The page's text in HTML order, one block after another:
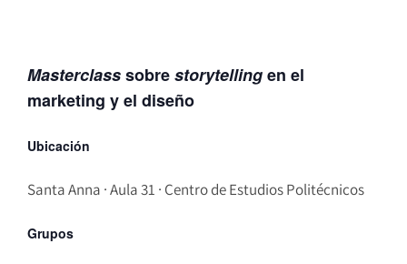
Masterclasssobrestorytellingen el
marketing y el diseño
Ubicación
Santa Anna · Aula 31 · Centro de Estudios Politécnicos
Grupos